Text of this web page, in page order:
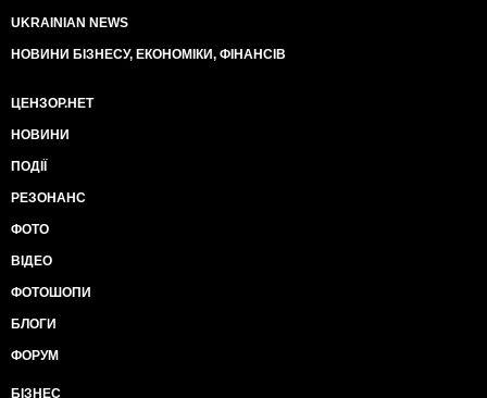
UKRAINIAN NEWS
НОВИНИ БІЗНЕСУ, ЕКОНОМІКИ, ФІНАНСІВ
ЦЕНЗОР.НЕТ
НОВИНИ
ПОДІЇ
РЕЗОНАНС
ФОТО
ВІДЕО
ФОТОШОПИ
БЛОГИ
ФОРУМ
БІЗНЕС